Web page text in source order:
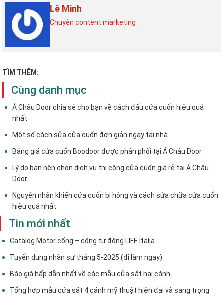
Lê Minh
Chuyên content marketing
TÌM THÊM:
Cùng danh mục
Á Châu Door chia sẻ cho bạn về cách đấu cửa cuốn hiệu quả
nhất
Một số cách sửa cửa cuốn đơn giản ngay tại nhà
Bảng giá cửa cuốn Boodoor được phân phối tại Á Châu Door
Lý do bạn nên chọn dịch vụ thi công cửa cuốn giá rẻ tại Á Châu
Door
Nguyên nhân khiến cửa cuốn bị hỏng và cách sửa chữa cửa cuốn
hiệu quả nhất
Tin mới nhất
Catalog Motor cổng – cổng tự động LIFE Italia
Tuyển dụng nhân sự tháng 5-2025 (đi làm ngay)
Báo giá hấp dẫn nhất về các mẫu cửa sắt hai cánh
Tổng hợp mẫu cửa sắt 4 cánh mỹ thuật hiện đại và sang trọng